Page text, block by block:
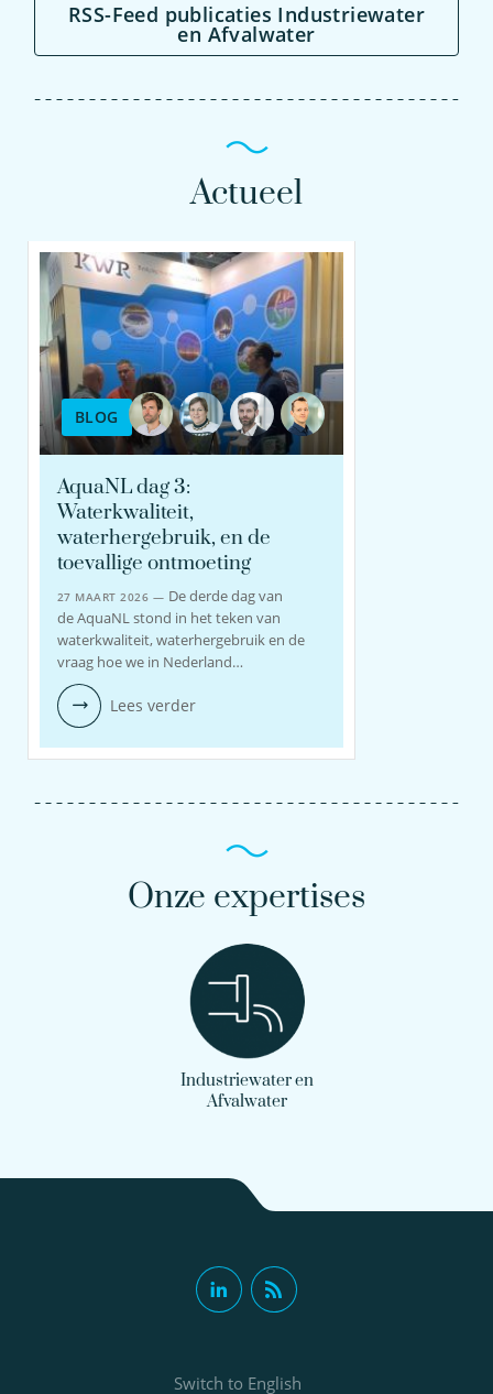
RSS-Feed publicaties Industriewater
en Afvalwater
Actueel
BLOG
AquaNL dag 3:
Waterkwaliteit,
waterhergebruik, en de
toevallige ontmoeting
27 MAART 2026 — De derde dag van
de AquaNL stond in het teken van
waterkwaliteit, waterhergebruik en de
vraag hoe we in Nederland…
Lees verder
Onze expertises
Industriewater en
Afvalwater
Switch to English